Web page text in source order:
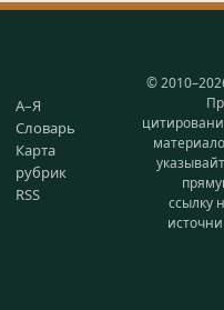
А–Я
Словарь
Карта
рубрик
RSS
©
ссылку